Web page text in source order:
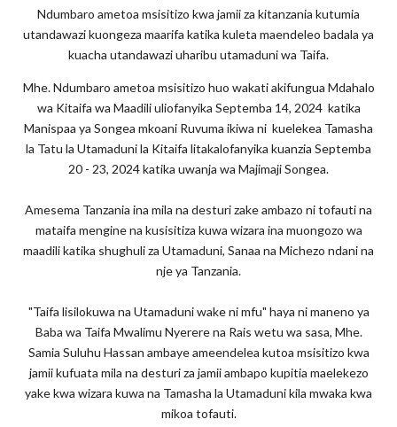
Ndumbaro ametoa msisitizo kwa jamii za kitanzania kutumia
utandawazi kuongeza maarifa katika kuleta maendeleo badala ya
kuacha utandawazi uharibu utamaduni wa Taifa.
Mhe. Ndumbaro ametoa msisitizo huo wakati akifungua Mdahalo
wa Kitaifa wa Maadili uliofanyika Septemba 14, 2024 katika
Manispaa ya Songea mkoani Ruvuma ikiwa ni kuelekea Tamasha
la Tatu la Utamaduni la Kitaifa litakalofanyika kuanzia Septemba
20 - 23, 2024 katika uwanja wa Majimaji Songea.
Amesema Tanzania ina mila na desturi zake ambazo ni tofauti na
mataifa mengine na kusisitiza kuwa wizara ina muongozo wa
maadili katika shughuli za Utamaduni, Sanaa na Michezo ndani na
nje ya Tanzania.
"Taifa lisilokuwa na Utamaduni wake ni mfu" haya ni maneno ya
Baba wa Taifa Mwalimu Nyerere na Rais wetu wa sasa, Mhe.
Samia Suluhu Hassan ambaye ameendelea kutoa msisitizo kwa
jamii kufuata mila na desturi za jamii ambapo kupitia maelekezo
yake kwa wizara kuwa na Tamasha la Utamaduni kila mwaka kwa
mikoa tofauti.